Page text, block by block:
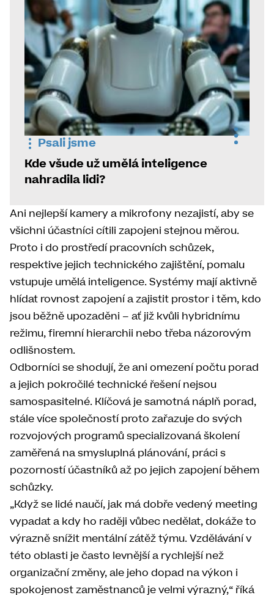
Psali jsme
Kde všude už umělá inteligence
nahradila lidi?
Ani nejlepší kamery a mikrofony nezajistí, aby se
všichni účastníci cítili zapojeni stejnou měrou.
Proto i do prostředí pracovních schůzek,
respektive jejich technického zajištění, pomalu
vstupuje umělá inteligence. Systémy mají aktivně
hlídat rovnost zapojení a zajistit prostor i těm, kdo
jsou běžně upozaděni – ať již kvůli hybridnímu
režimu, firemní hierarchii nebo třeba názorovým
odlišnostem.
Odborníci se shodují, že ani omezení počtu porad
a jejich pokročilé technické řešení nejsou
samospasitelné. Klíčová je samotná náplň porad,
stále více společností proto zařazuje do svých
rozvojových programů specializovaná školení
zaměřená na smysluplná plánování, práci s
pozorností účastníků až po jejich zapojení během
schůzky.
„Když se lidé naučí, jak má dobře vedený meeting
vypadat a kdy ho raději vůbec nedělat, dokáže to
výrazně snížit mentální zátěž týmu. Vzdělávání v
této oblasti je často levnější a rychlejší než
organizační změny, ale jeho dopad na výkon i
spokojenost zaměstnanců je velmi výrazný,“ říká